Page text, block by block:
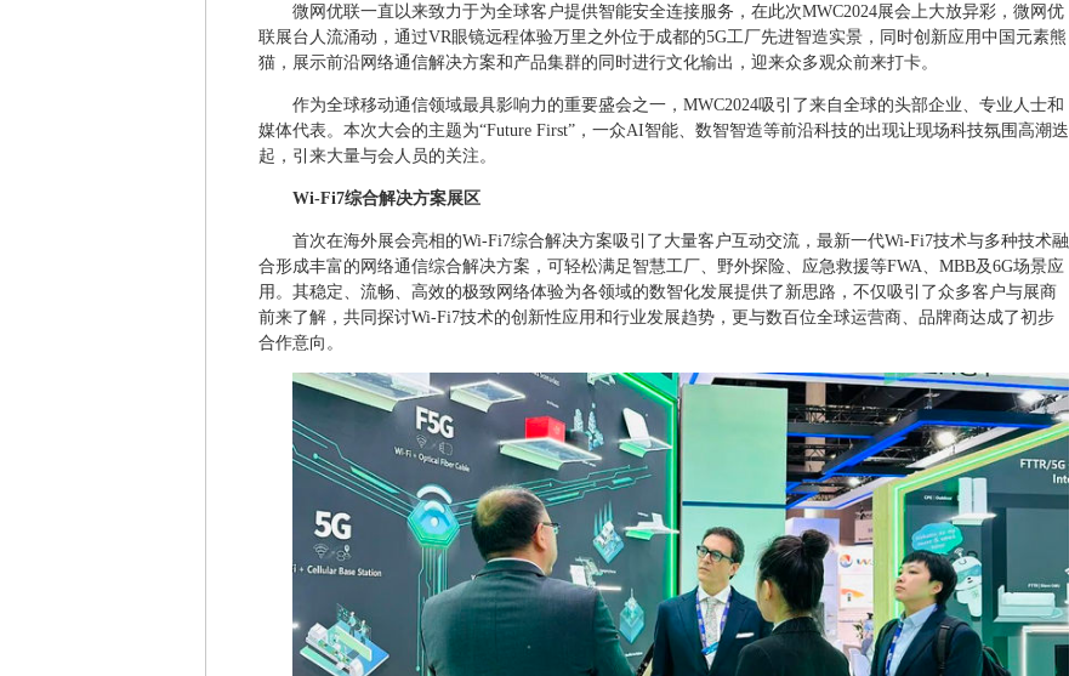
微网优联一直以来致力于为全球客户提供智能安全连接服务，在此次MWC2024展会上大放异彩，微网优
联展台人流涌动，通过VR眼镜远程体验万里之外位于成都的5G工厂先进智造实景，同时创新应用中国元素熊
猫，展示前沿网络通信解决方案和产品集群的同时进行文化输出，迎来众多观众前来打卡。
作为全球移动通信领域最具影响力的重要盛会之一，MWC2024吸引了来自全球的头部企业、专业人士和
媒体代表。本次大会的主题为“Future First”，一众AI智能、数智智造等前沿科技的出现让现场科技氛围高潮迭
起，引来大量与会人员的关注。
Wi-Fi7综合解决方案展区
首次在海外展会亮相的Wi-Fi7综合解决方案吸引了大量客户互动交流，最新一代Wi-Fi7技术与多种技术融
合形成丰富的网络通信综合解决方案，可轻松满足智慧工厂、野外探险、应急救援等FWA、MBB及6G场景应
用。其稳定、流畅、高效的极致网络体验为各领域的数智化发展提供了新思路，不仅吸引了众多客户与展商
前来了解，共同探讨Wi-Fi7技术的创新性应用和行业发展趋势，更与数百位全球运营商、品牌商达成了初步
合作意向。